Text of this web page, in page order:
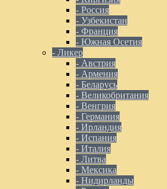
- Россия
- Узбекистан
- Франция
- Южная Осетия
- Ликер
- Австрия
- Армения
- Беларусь
- Великобритания
- Венгрия
- Германия
- Ирландия
- Испания
- Италия
- Литва
- Мексика
- Нидирланды